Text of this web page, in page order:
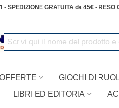
- SPEDIZIONE GRATUITA da 45€ - RESO
OFFERTE GIOCHI DI
LIBRI ED EDITORIA